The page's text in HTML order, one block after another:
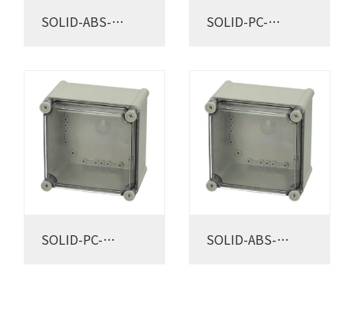
SOLID-ABS-
SOLID-PC-
SOLID-PC-
SOLID-ABS-